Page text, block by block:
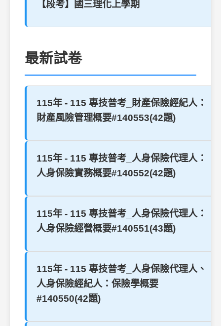
【段考】國三理化上學期
最新試卷
115年 - 115 專技普考_財產保險經紀人：
財產風險管理概要#140553(42題)
115年 - 115 專技普考_人身保險代理人：
人身保險實務概要#140552(42題)
115年 - 115 專技普考_人身保險代理人：
人身保險經營概要#140551(43題)
115年 - 115 專技普考_人身保險代理人、
人身保險經紀人：保險學概要
#140550(42題)